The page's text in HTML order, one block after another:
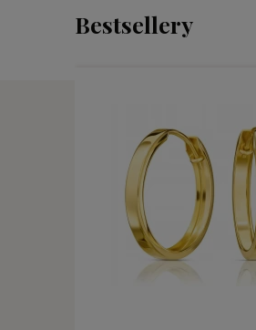
Bestsellery
DO KOSZYKA